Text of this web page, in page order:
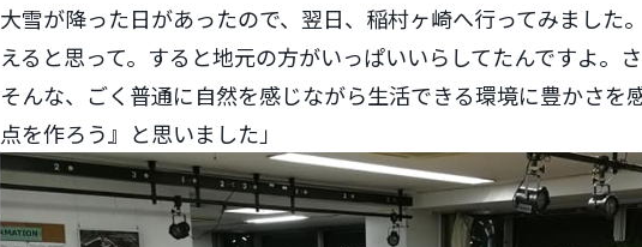
大雪が降った日があったので、翌日、稲村ヶ崎へ行ってみました
えると思って。すると地元の方がいっぱいいらしてたんですよ。
そんな、ごく普通に自然を感じながら生活できる環境に豊かさを
点を作ろう』と思いました」